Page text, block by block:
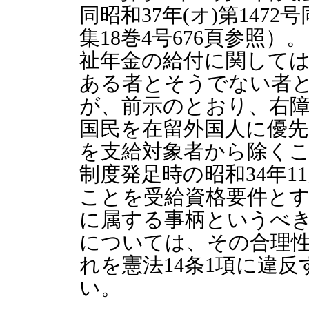
同昭和37年(オ)第1472
集18巻4号676頁参照）
祉年金の給付に関して
ある者とそうでない者
が、前示のとおり、右
国民を在留外国人に優
を支給対象者から除く
制度発足時の昭和34年
ことを受給資格要件と
に属する事柄というべ
については、その合理
れを憲法14条1項に違
い。